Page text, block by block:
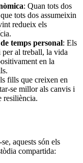
: Quan tots dos
tots dos assumeixin
redueix els
temps personal: Els
per al treball, la vida
en la
fills que creixen en
se millor als canvis i
resiliència.
aquests són els
compartida: